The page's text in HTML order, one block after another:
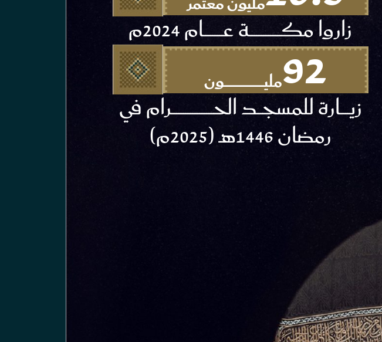
زاروا مكــــــــــــــــــة عـــــــــــام 2024م
92مليــــــــــــــــــــــــــــــــــون
زيـــــارة للمسجـــد الحــــــــــــــــــــــــرام في
رمضان 1446هـ (2025م)